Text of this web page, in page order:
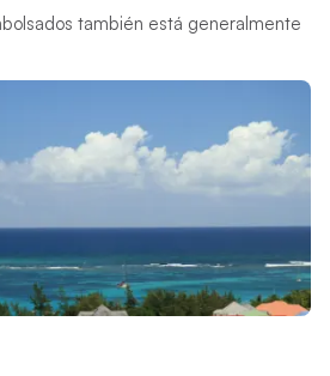
también está generalmente